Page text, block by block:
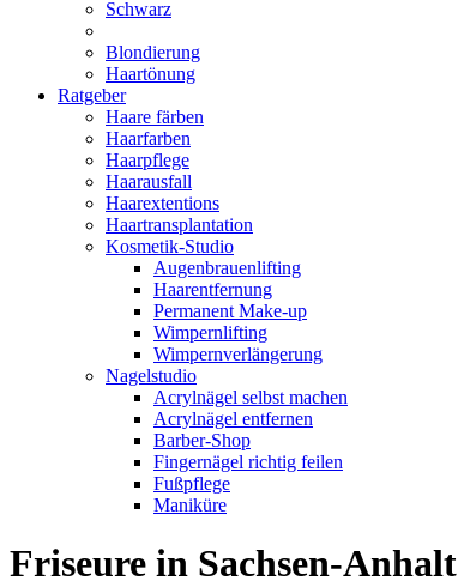
Schwarz
Blondierung
Haartönung
Ratgeber
Haare färben
Haarfarben
Haarpflege
Haarausfall
Haarextentions
Haartransplantation
Kosmetik-Studio
Augenbrauenlifting
Haarentfernung
Permanent Make-up
Wimpernlifting
Wimpernverlängerung
Nagelstudio
Acrylnägel selbst machen
Acrylnägel entfernen
Barber-Shop
Fingernägel richtig feilen
Fußpflege
Maniküre
Friseure in Sachsen-Anhalt